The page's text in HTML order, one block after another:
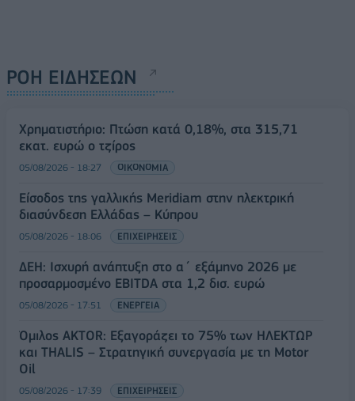
ΡΟΗ ΕΙΔΗΣΕΩΝ
Χρηματιστήριο: Πτώση κατά 0,18%, στα 315,71
εκατ. ευρώ ο τζίρος
05/08/2026 - 18:27 ΟΙΚΟΝΟΜΙΑ
Είσοδος της γαλλικής Meridiam στην ηλεκτρική
διασύνδεση Ελλάδας – Κύπρου
05/08/2026 - 18:06 ΕΠΙΧΕΙΡΗΣΕΙΣ
ΔΕΗ: Ισχυρή ανάπτυξη στο α΄ εξάμηνο 2026 με
προσαρμοσμένο EBITDA στα 1,2 δισ. ευρώ
05/08/2026 - 17:51 ΕΝΕΡΓΕΙΑ
Όμιλος AKTOR: Εξαγοράζει το 75% των ΗΛΕΚΤΩΡ
και THALIS – Στρατηγική συνεργασία με τη Motor
Oil
05/08/2026 - 17:39 ΕΠΙΧΕΙΡΗΣΕΙΣ